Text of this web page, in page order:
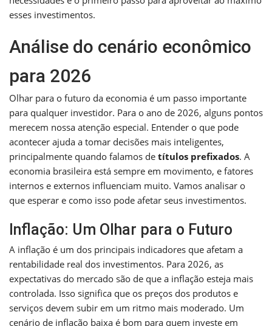
esses investimentos.
Análise do cenário econômico
para 2026
Olhar para o futuro da economia é um passo importante
para qualquer investidor. Para o ano de 2026, alguns pontos
merecem nossa atenção especial. Entender o que pode
acontecer ajuda a tomar decisões mais inteligentes,
principalmente quando falamos de títulos prefixados. A
economia brasileira está sempre em movimento, e fatores
internos e externos influenciam muito. Vamos analisar o
que esperar e como isso pode afetar seus investimentos.
Inflação: Um Olhar para o Futuro
A inflação é um dos principais indicadores que afetam a
rentabilidade real dos investimentos. Para 2026, as
expectativas do mercado são de que a inflação esteja mais
controlada. Isso significa que os preços dos produtos e
serviços devem subir em um ritmo mais moderado. Um
cenário de inflação baixa é bom para quem investe em